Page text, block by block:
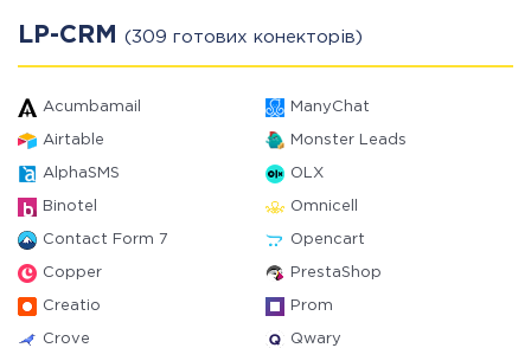
LP-CRM (309 готових конекторів)
Acumbamail ManyChat
Airtable Monster Leads
AlphaSMS OLX
Binotel Omnicell
Contact Form 7 Opencart
Copper PrestaShop
Creatio Prom
Crove Qwary